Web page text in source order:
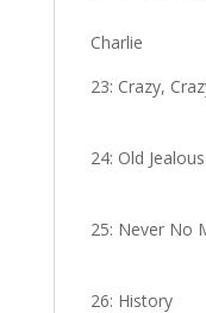
Charlie
23: Crazy,
24: Old
25: Never No
26: History